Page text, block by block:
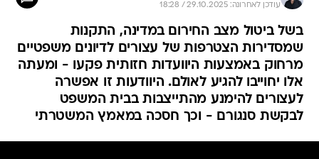
עודכן לאחרונה: 29.10.2025 / 18:28
בשל ביטול מצב החירום במדינה, התקנות
שמסדירות הצטרפות של עצורים לדיונים משפטיים
מרחוק באמצעות היוועדות חזותית פקעו - ומעתה
אלו יחוייבו להגיע לאולם. היוודעות זו אפשרה
לעצורים להימנע מהתייצבות בבית המשפט
לבקשת סנגורם - וכך חסכה במאמץ המשטרתי